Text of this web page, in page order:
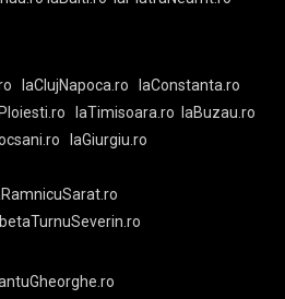
laClujNapoca.ro
laConstanta.ro
laTimisoara.ro
laBuzau.ro
laGiurgiu.ro